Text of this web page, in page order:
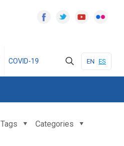
COVID-19 EN ES
Categories
Tags